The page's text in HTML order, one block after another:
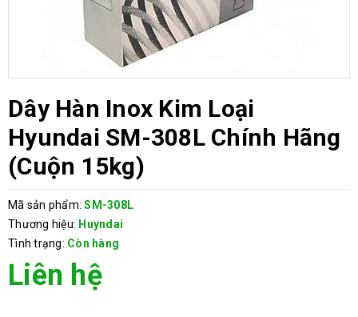
Dây Hàn Inox Kim Loại
Hyundai SM-308L Chính Hãng
(Cuộn 15kg)
Mã sản phẩm: SM-308L
Thương hiệu: Huyndai
Tình trạng: Còn hàng
Liên hệ